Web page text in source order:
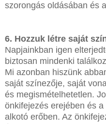
szorongás oldásában és
6. Hozzuk létre saját
Napjainkban igen
biztosan mindenki
Mi azonban hiszünk
saját színezője, saját
és megismételhetetlen.
önkifejezés erejében és
alkotó erőben. Az